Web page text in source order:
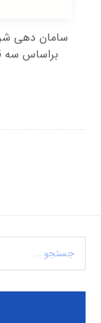
سامان دهی
براساس